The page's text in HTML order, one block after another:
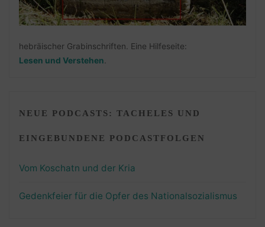
hebräischer Grabinschriften. Eine Hilfeseite:
Lesen und Verstehen.
NEUE PODCASTS: TACHELES UND
EINGEBUNDENE PODCASTFOLGEN
Vom Koschatn und der Kria
Gedenkfeier für die Opfer des Nationalsozialismus